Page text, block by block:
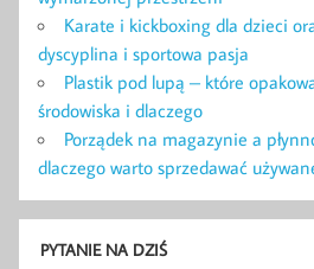
Karate i kickboxing dla dzieci
dyscyplina i sportowa pasja
Plastik pod lupą – które
środowiska i dlaczego
Porządek na magazynie a
dlaczego warto sprzedawać
PYTANIE NA DZIŚ